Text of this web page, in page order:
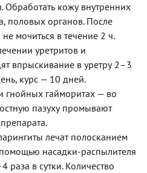
Обработать кожу внутренних
половых органов. После
мочиться в течение 2 ч.
уретритов и
впрыскивание в уретру 2–3
курс — 10 дней.
гнойных гайморитах — во
пазуху промывают
лечат полосканием
насадки-распылителя
в сутки. Количество